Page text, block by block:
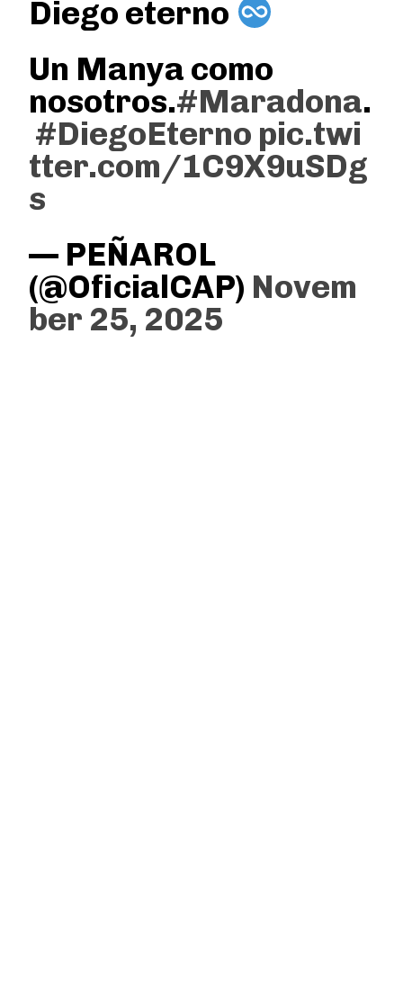
Diego eterno
Un Manya como
nosotros.#Maradona.
#DiegoEterno pic.twi
tter.com/1C9X9uSDg
s
— PEÑAROL
(@OficialCAP) Novem
ber 25, 2025